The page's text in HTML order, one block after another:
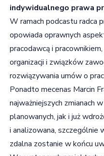
indywidualnego prawa
W ramach podcastu radca
opowiada oprawnych
pracodawcą i
organizacji i związków
rozwiązywania umów o
Ponadto mecenas Marcin
najważniejszych zmianach
planowanych, jak i już
i analizowana, szczególnie
zdalna zostanie w końcu